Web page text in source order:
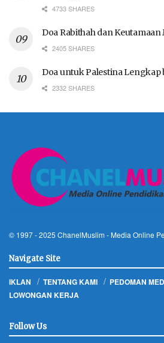
4733 SHARES
Doa Rabithah dan
2405 SHARES
Doa untuk Palestina Lengkap
2332 SHARES
© 1997 - 2025 ChanelMuslim - Media Online
Navigate Site
IKLAN TENTANG KAMI PEDOMAN
LOWONGAN KERJA
Follow Us